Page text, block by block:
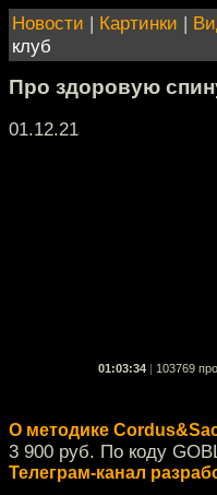
Новости | Картинки |
клуб
Про здоровую
01.12.21
01:03:34 103769
О методике
3 900 руб. По коду
Телеграм-канал